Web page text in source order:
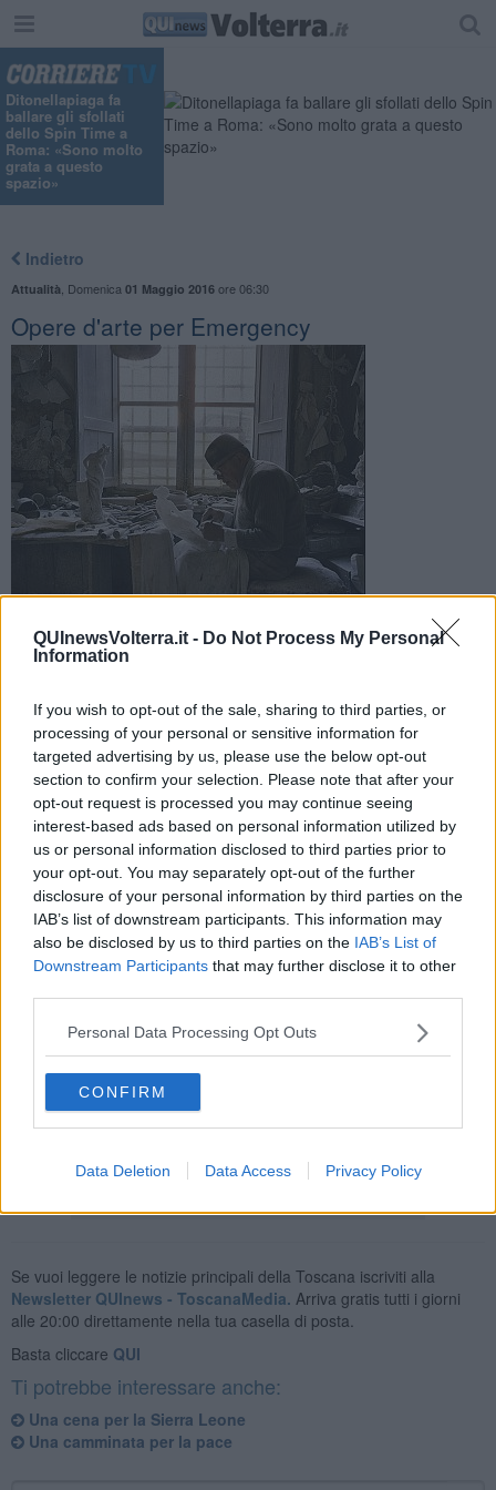
QUInewsVolterra.it - Do Not Process My Personal
Information
If you wish to opt-out of the sale, sharing to third parties, or
processing of your personal or sensitive information for
targeted advertising by us, please use the below opt-out
section to confirm your selection. Please note that after your
opt-out request is processed you may continue seeing
interest-based ads based on personal information utilized by
us or personal information disclosed to third parties prior to
your opt-out. You may separately opt-out of the further
disclosure of your personal information by third parties on the
IAB’s list of downstream participants. This information may
also be disclosed by us to third parties on the IAB’s List of
Downstream Participants that may further disclose it to other
Personal Data Processing Opt Outs
CONFIRM
Data Deletion Data Access Privacy Policy
Ditonellapiaga fa
ballare gli sfollati
dello Spin Time a
Roma: «Sono molto
grata a questo
spazio»
Indietro
Attualità Domenica 01 Maggio 2016ore 06:30
Opere d'arte per Emergency
Quinta edizione di 'Arte-fici di pace' sabato 7 e domenica 8
per la Sierra Leone
VOLTERRA —Nella saletta espositiva di via Turazza, il Gruppo
Emergency Volterra organizza la quinta edizione diARTEfici di
PACE.
"Come già in passato - hanno spiegato gli organizzatori - abbiamo
chiesto ad artisti e artigiani di Volterra e dintorni, di donarci una
loro opera, che sarà esposta e infine ceduta, a chi sarà
Il 7 e 8 maggio in via Turazza la saletta sarà aperta dalle 10 alle
Se vuoi leggere le notizie principali della Toscana iscriviti alla
Newsletter QUInews - ToscanaMedia. Arriva gratis tutti i giorni
alle 20:00 direttamente nella tua casella di posta.
Basta cliccare QUI
Ti potrebbe interessare anche:
Una cena per la Sierra Leone
Una camminata per la pace